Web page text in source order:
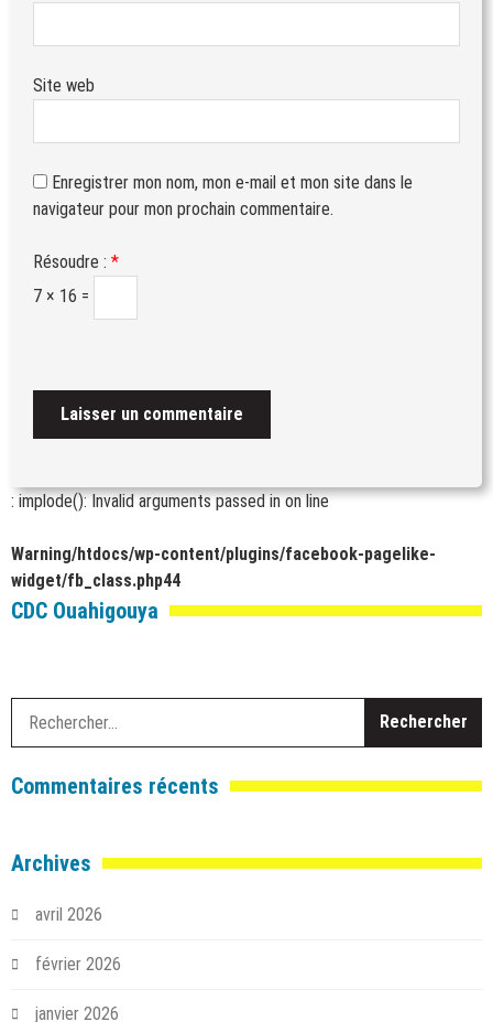
Site web
Enregistrer mon nom, mon e-mail et mon site dans le
navigateur pour mon prochain commentaire.
Résoudre : *
7 × 16 =
: implode(): Invalid arguments passed inon line
Warning/htdocs/wp-content/plugins/facebook-pagelike-
widget/fb_class.php44
CDC Ouahigouya
Commentaires récents
Archives
avril 2026
février 2026
janvier 2026